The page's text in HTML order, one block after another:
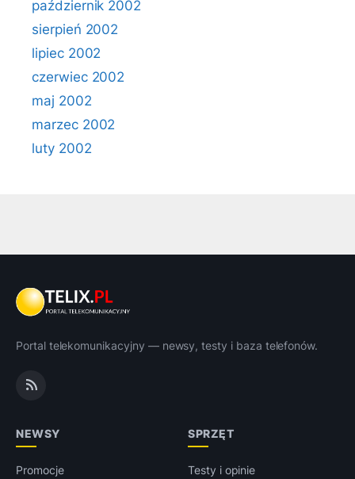
październik 2002
sierpień 2002
lipiec 2002
czerwiec 2002
maj 2002
marzec 2002
luty 2002
Portal telekomunikacyjny — newsy, testy i baza telefonów.
NEWSY
Promocje
SPRZĘT
Testy i opinie